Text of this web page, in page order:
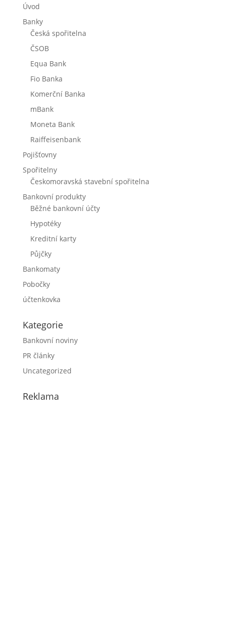
Úvod
Banky
Česká spořitelna
ČSOB
Equa Bank
Fio Banka
Komerční Banka
mBank
Moneta Bank
Raiffeisenbank
Pojišťovny
Spořitelny
Českomoravská stavební spořitelna
Bankovní produkty
Běžné bankovní účty
Hypotéky
Kreditní karty
Půjčky
Bankomaty
Pobočky
účtenkovka
Kategorie
Bankovní noviny
PR články
Uncategorized
Reklama